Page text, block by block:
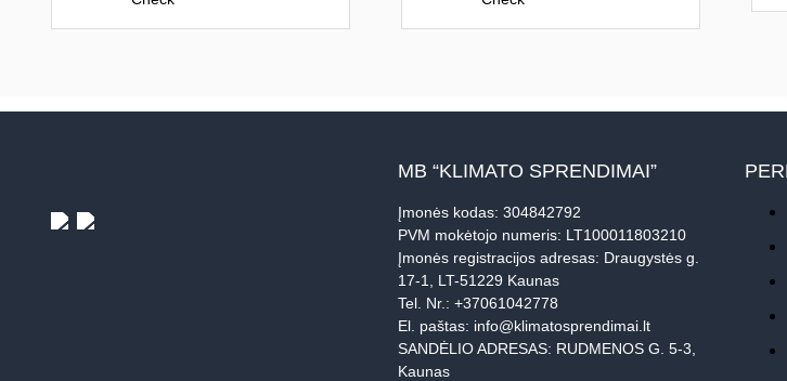
MB “KLIMATO SPRENDIMAI”
Įmonės kodas: 304842792
PVM mokėtojo numeris: LT100011803210
Įmonės registracijos adresas: Draugystės g.
17-1, LT-51229 Kaunas
Tel. Nr.: +37061042778
El. paštas: info@klimatosprendimai.lt
SANDĖLIO ADRESAS: RUDMENOS G. 5-3,
Kaunas